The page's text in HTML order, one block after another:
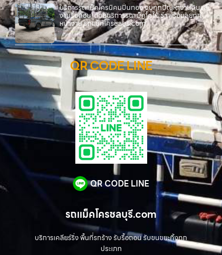
บริการรถแม็คโครนิคมปิ่นทอง จบทุกปัญหางานดินและ
งานรื้อถอน! ด้วยบริการรถแม็คโคให้เช่า พร้อมลุยทุก
หน้างาน รถแม็คโครชลบุรี.com
QR CODE LINE
QR CODE LINE
รถแม็คโครชลบุรี.com
บริการเคลียร์ริ่ง พื้นที่รกร้าง รับรื้อถอน รับขนขยะทิ้งทุก
ประเภท